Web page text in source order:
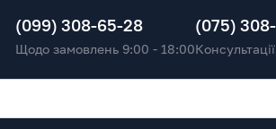
(099) 308-65-28
Щодо замовлень 9:00 - 18:00
(075)